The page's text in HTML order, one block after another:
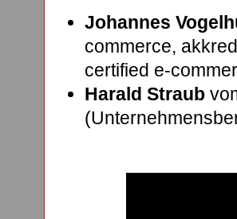
Johannes
commerce,
certified e-
Harald Straub